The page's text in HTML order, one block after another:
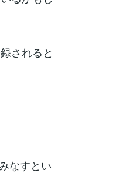
されると
なすとい